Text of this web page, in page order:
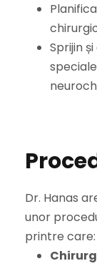
Sprijin
Dr. Hanas
unor
printre care: